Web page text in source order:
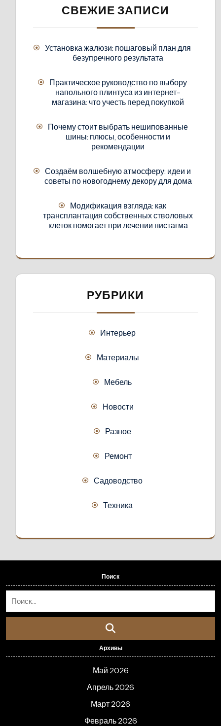
СВЕЖИЕ ЗАПИСИ
Установка жалюзи: пошаговый план для
безупречного результата
Практическое руководство по выбору
напольного плинтуса из интернет-
магазина: что учесть перед покупкой
Почему стоит выбрать нешипованные
шины: плюсы, особенности и
рекомендации
Создаём волшебную атмосферу: идеи и
советы по новогоднему декору для дома
Модификация взгляда: как
трансплантация собственных стволовых
клеток помогает при лечении нистагма
РУБРИКИ
Интерьер
Материалы
Мебель
Новости
Разное
Ремонт
Садоводство
Техника
Поиск
Архивы
Май 2026
Апрель 2026
Март 2026
Февраль 2026